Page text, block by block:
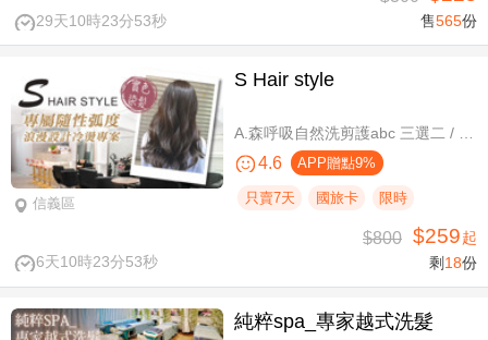
29天10時23分52秒 售565份
信義區
S Hair style
A.森呼吸自然洗剪護abc 三選二 / B.潮流實色質感染髮專案(不限髮長) / C.專屬隨性弧度 浪漫設計冷燙專案(不限髮長，含剪髮)
4.6 APP贈點9%
只賣7天 國旅卡 限時
6天10時23分52秒
$800 $259起
剩 18份
純粹spa_專家越式洗髮